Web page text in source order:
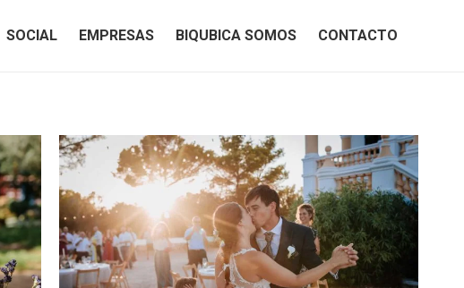
SOCIAL EMPRESAS BIQUBICA SOMOS CONTACTO
SOCIAL EMPRESAS BIQUBICA SOMOS CONTACTO